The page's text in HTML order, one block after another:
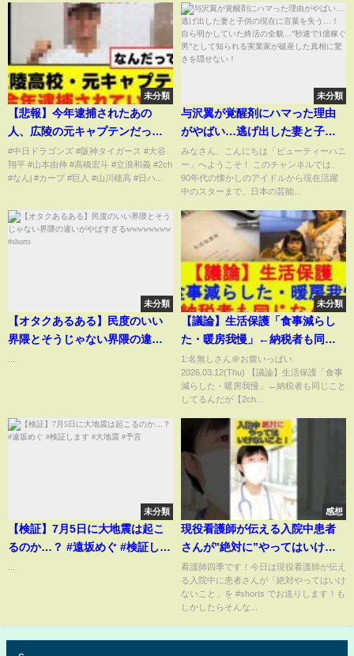
未分類
【悲報】今年逮捕されたあの
人、広陵の元キャプテンだった
ww
#中日ドラゴンズ #阪神タイガース #大谷
翔平 #山本由伸 #高橋宏斗 #立浪和義 #2ch
#なんj #カープ #巨人 #山川穂高 #日ハ...
未分類
与沢翼が覚醒剤にハマった理由
がやばい…逃げ出した妻と子供
の現在に言葉を失う…！自ら明
かしていた終活の全貌…”秒速で
1億稼ぐ男”として知られる実業
ない！
みなさん、こんにちは「ビューティーハニ
ー」へようこそ！ このチャンネルでは、
90年代の懐かしのアイドルから現在活躍
中のスターまで、日本の芸能...
未分類
【オタクあるある】民度のいい
界隈とそうじゃない界隈の違い
未分類
【議論】生活保護「食事減らし
た・暖房我慢」←納税者も同じ
ことしてるんだが【2chまとめ】
【2chスレ】【5chスレ】【ゆっ
くり】
1:名無しさん＠お腹いっぱい
2026.03.12(Thu) 【議論】生活保護「食事
減らした・暖房我慢」←納税者も同じこと
してるんだが【2ch...
未分類
【検証】7月5日に大地震は起こ
るのか…？ #遠坂めぐ #検証しま
感想
現役看護師が伝える入院中患者
さんが”絶対に”やってはいけな
いこと
看護師四季です！今日は現役看護師が伝え
る入院中に患者さんが「絶対やってはいけ
ないこと」を #shorts でお送りします！も
しかしたらそんな...